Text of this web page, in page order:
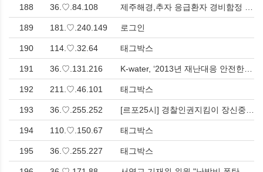
188 36.♡.84.108
189 181.♡.240.149 로그인
190 114.♡.32.64 태그박스
191 36.♡.131.216
192 211.♡.46.101 태그박스
193 36.♡.255.252
194 110.♡.150.67 태그박스
195 36.♡.255.227 태그박스